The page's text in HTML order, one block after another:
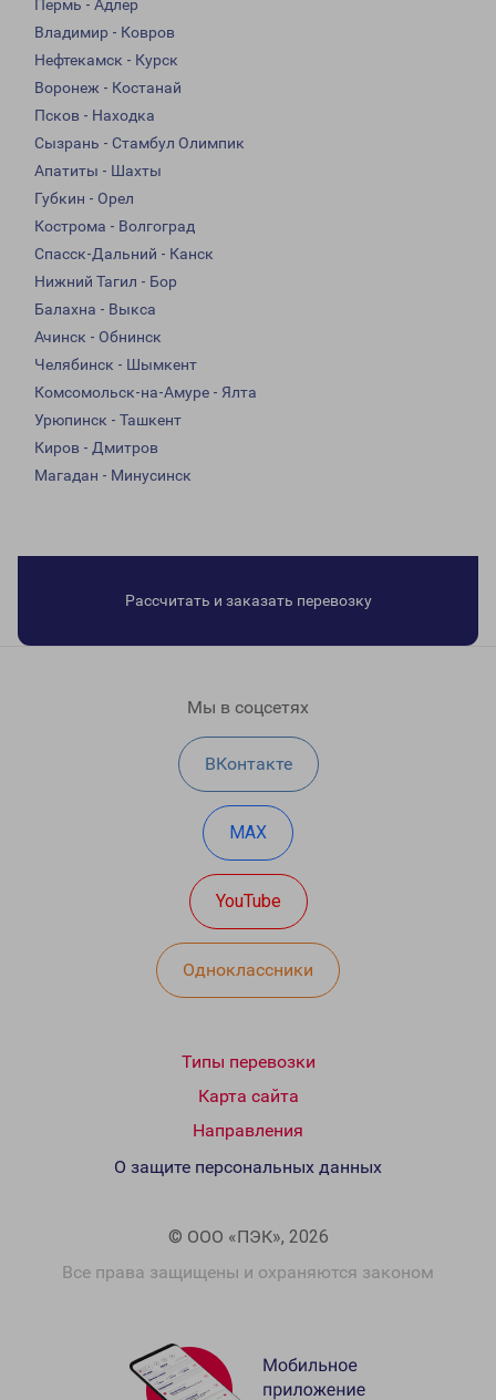
Пермь - Адлер
Владимир - Ковров
Нефтекамск - Курск
Воронеж - Костанай
Псков - Находка
Сызрань - Стамбул Олимпик
Апатиты - Шахты
Губкин - Орел
Кострома - Волгоград
Спасск-Дальний - Канск
Нижний Тагил - Бор
Балахна - Выкса
Ачинск - Обнинск
Челябинск - Шымкент
Комсомольск-на-Амуре - Ялта
Урюпинск - Ташкент
Киров - Дмитров
Магадан - Минусинск
Рассчитать и заказать перевозку
Мы в соцсетях
ВКонтакте
MAX
YouTube
Одноклассники
Типы перевозки
Карта сайта
Направления
© ООО «ПЭК», 2026
Все права защищены и охраняются законом
О защите персональных данных